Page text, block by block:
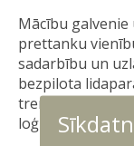
Mācību
prettanku
sadarbību un
bezpilota
trenēta
loģistikas